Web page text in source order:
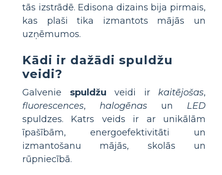
tās izstrādē. Edisona dizains bija pirmais,
kas plaši tika izmantots mājās un
uzņēmumos.
Kādi ir dažādi spuldžu
veidi?
Galvenie spuldžu veidi ir kaitējošas,
fluorescences, halogēnas un LED
spuldzes. Katrs veids ir ar unikālām
īpašībām, energoefektivitāti un
izmantošanu mājās, skolās un
rūpniecībā.